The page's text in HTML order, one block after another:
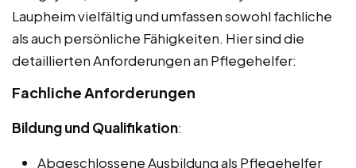
Laupheim vielfältig und umfassen sowohl fachliche
als auch persönliche Fähigkeiten. Hier sind die
detaillierten Anforderungen an Pflegehelfer:
Fachliche Anforderungen
Bildung und Qualifikation:
Abgeschlossene Ausbildung als Pflegehelfer